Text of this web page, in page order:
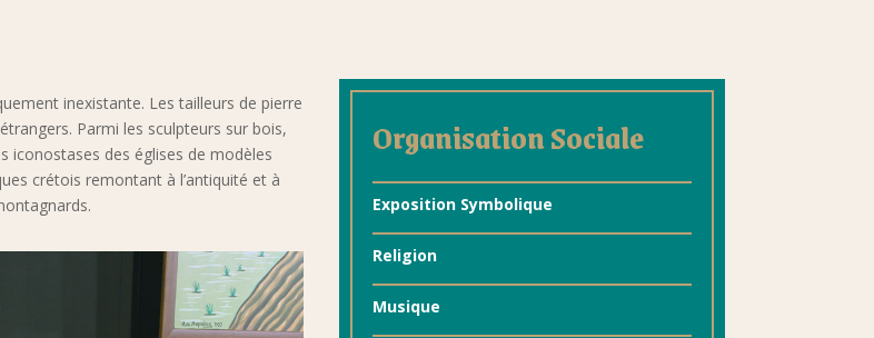
inexistante. Les tailleurs de pierre
Parmi les sculpteurs sur bois,
iconostases des églises de modèles
crétois remontant à l’antiquité et à
Organisation Sociale
Exposition Symbolique
Religion
Μusique